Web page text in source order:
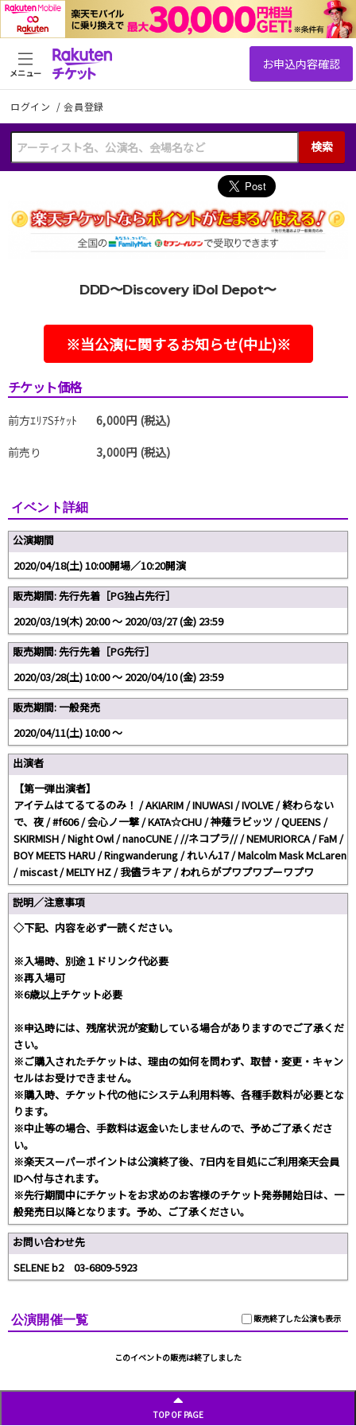
ログイン /会員登録
検索
メニュー
DDD〜Discovery iDol Depot〜
※当公演に関するお知らせ(中止)※
チケット価格
前方ｴﾘｱSﾁｹｯﾄ
6,000円 (税込)
前売り
3,000円 (税込)
イベント詳細
公演期間
2020/04/18(土) 10:00開場／10:20開演
販売期間: 先行先着［PG独占先行］
2020/03/19(木) 20:00 〜 2020/03/27 (金) 23:59
販売期間: 先行先着［PG先行］
2020/03/28(土) 10:00 〜 2020/04/10 (金) 23:59
販売期間: 一般発売
2020/04/11(土) 10:00 〜
出演者
【第一弾出演者】
アイテムはてるてるのみ！ / AKIARIM / INUWASI / IVOLVE / 終わらない
で、夜 / #f606 / 会心ノ一撃 / KATA☆CHU / 神薙ラビッツ / QUEENS /
SKIRMISH / Night Owl / nanoCUNE / //ネコプラ// / NEMURIORCA / FaM /
BOY MEETS HARU / Ringwanderung / れいん17 / Malcolm Mask McLaren
/ miscast / MELTY HZ / 我儘ラキア / われらがプワプワプーワプワ
説明／注意事項
◇下記、内容を必ず一読ください。
※入場時、別途１ドリンク代必要
※再入場可
※6歳以上チケット必要
※申込時には、残席状況が変動している場合がありますのでご了承くだ
さい。
※ご購入されたチケットは、理由の如何を問わず、取替・変更・キャン
セルはお受けできません。
※購入時、チケット代の他にシステム利用料等、各種手数料が必要とな
ります。
※中止等の場合、手数料は返金いたしませんので、予めご了承くださ
い。
※楽天スーパーポイントは公演終了後、7日内を目処にご利用楽天会員
IDへ付与されます。
※先行期間中にチケットをお求めのお客様のチケット発券開始日は、一
般発売日以降となります。予め、ご了承ください。
お問い合わせ先
SELENE b2 03-6809-5923
販売終了した公演も表示
公演開催一覧
このイベントの販売は終了しました
TOP OF PAGE